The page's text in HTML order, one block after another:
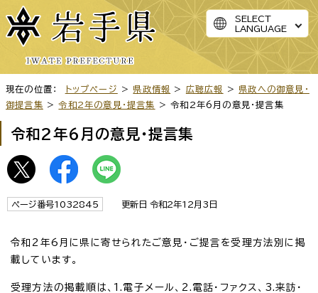
SELECT
LANGUAGE
現在の位置： トップページ > 県政情報 > 広聴広報 > 県政への御意見・
御提言集 >令和2年の意見・提言集 > 令和2年6月の意見・提言集
令和2年6月の意見・提言集
ページ番号1032845 更新日 令和2年12月3日
令和2年6月に県に寄せられたご意見・ご提言を受理方法別に掲
載しています。
受理方法の掲載順は、1.電子メール、2.電話・ファクス、3.来訪・